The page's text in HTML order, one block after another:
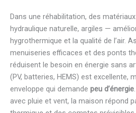
Dans une réhabilitation, des
hydraulique naturelle, argiles —
hygrothermique et la qualité de l’air.
menuiseries efficaces et des ponts
réduisent le besoin en énergie sans
(PV, batteries, HEMS) est excellente,
enveloppe qui demande peu d’énergie
avec pluie et vent, la maison répond